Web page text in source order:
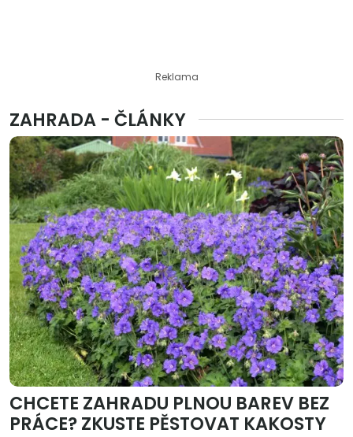
Reklama
ZAHRADA - ČLÁNKY
CHCETE ZAHRADU PLNOU BAREV BEZ
PRÁCE? ZKUSTE PĚSTOVAT KAKOSTY